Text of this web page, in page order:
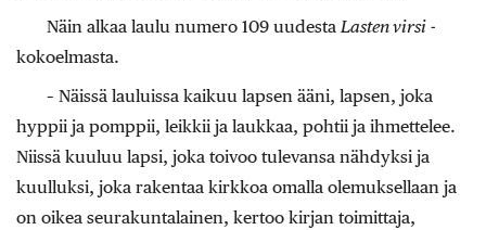
Näin alkaa laulu numero 109 uudesta Lasten virsi -
kokoelmasta.
– Näissä lauluissa kaikuu lapsen ääni, lapsen, joka
hyppii ja pomppii, leikkii ja laukkaa, pohtii ja ihmettelee.
Niissä kuuluu lapsi, joka toivoo tulevansa nähdyksi ja
kuulluksi, joka rakentaa kirkkoa omalla olemuksellaan ja
on oikea seurakuntalainen, kertoo kirjan toimittaja,